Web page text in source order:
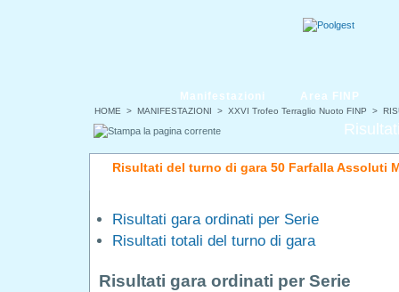
HOME > MANIFESTAZIONI > XXVI Trofeo Terraglio Nuoto FINP >
Manifestazioni Area FINP
Risultati del turno di gara 50 Farfalla Assoluti
Risultati gara ordinati per Serie
Risultati totali del turno di gara
Risultati gara ordinati per Serie